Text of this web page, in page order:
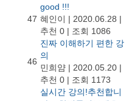
47
good !!!
혜인이 | 2020.06.28 |
추천 0 | 조회 1086
46
진짜 이해하기 편한 강
의
민희얌 | 2020.05.20 |
추천 0 | 조회 1173
실시간 강의!추천합니